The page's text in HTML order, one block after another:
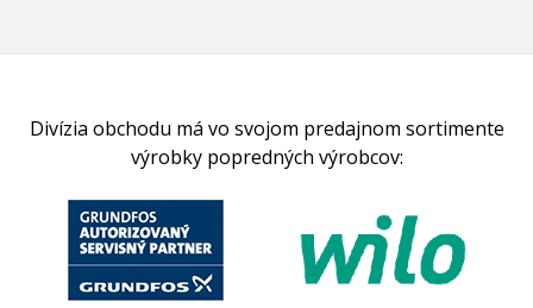
Divízia obchodu má vo svojom predajnom sortimente
výrobky popredných výrobcov: